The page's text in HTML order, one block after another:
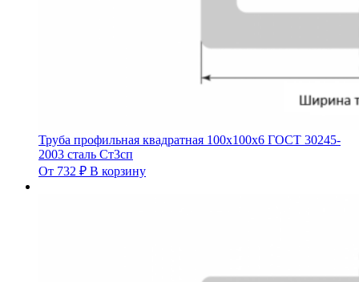
Труба профильная квадратная 100х100х6 ГОСТ 30245-
2003 сталь Ст3сп
От 732 ₽ В корзину